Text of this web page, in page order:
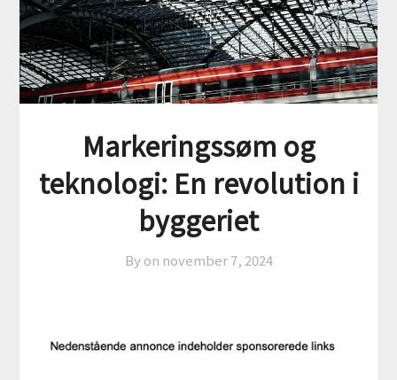
Markeringssøm og
teknologi: En revolution i
byggeriet
By on november 7, 2024